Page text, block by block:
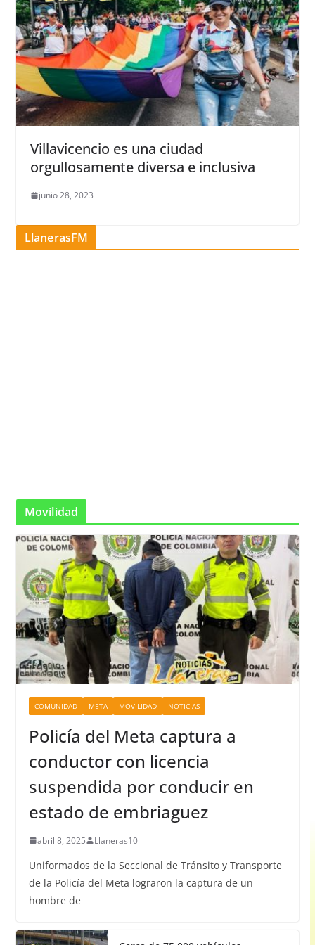
Villavicencio es una ciudad
orgullosamente diversa e inclusiva
junio 28, 2023
LlanerasFM
Movilidad
COMUNIDAD META MOVILIDAD NOTICIAS
Policía del Meta captura a
conductor con licencia
suspendida por conducir en
estado de embriaguez
abril 8, 2025 Llaneras10
Uniformados de la Seccional de Tránsito y Transporte
de la Policía del Meta lograron la captura de un
hombre de